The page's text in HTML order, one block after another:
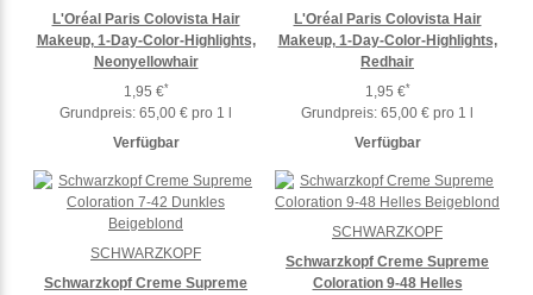
L'Oréal Paris Colovista Hair
Makeup, 1-Day-Color-Highlights,
Neonyellowhair
1,95 €*
Grundpreis: 65,00 € pro 1 l
Verfügbar
L'Oréal Paris Colovista Hair
Makeup, 1-Day-Color-Highlights,
Redhair
1,95 €*
Grundpreis: 65,00 € pro 1 l
Verfügbar
Schwarzkopf Creme Supreme
SCHWARZKOPF
Schwarzkopf Creme Supreme
Coloration 9-48 Helles
SCHWARZKOPF